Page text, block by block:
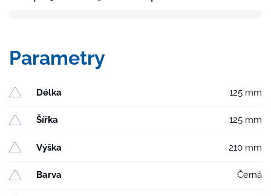
mřížka
černá
množství
Parametry
Délka 125 mm
Šířka 125 mm
Výška 210 mm
Barva Černá